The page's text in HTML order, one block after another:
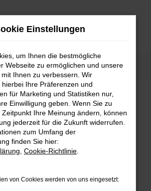
Fahrzeug-Showroom
Error
ein Fehler aufgetreten.
Tipps, die dir helfen können:
Einstellungen
um Ihnen die bestmögliche
Webseite zu ermöglichen und unsere
Ihnen zu verbessern. Wir
Ihre Präferenzen und
für Marketing und Statistiken nur,
Einwilligung geben. Wenn Sie zu
Ihre Meinung ändern, können
jederzeit für die Zukunft widerrufen.
zum Umfang der
finden Sie hier:
Cookie-Richtlinie
von Cookies werden von uns eingesetzt: